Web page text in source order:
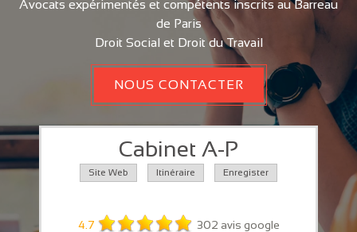
Avocats expérimentés et compétents inscrits au Barreau
de Paris
Droit Social et Droit du Travail
NOUS CONTACTER
Cabinet A-P
Site Web Itinéraire Enregister
4.7
302 avis google